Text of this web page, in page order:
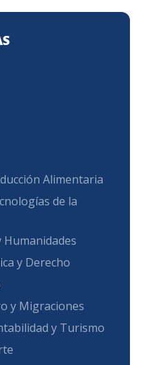
Alimentaria
de la
Humanidades
y Derecho
y Migraciones
y Turismo